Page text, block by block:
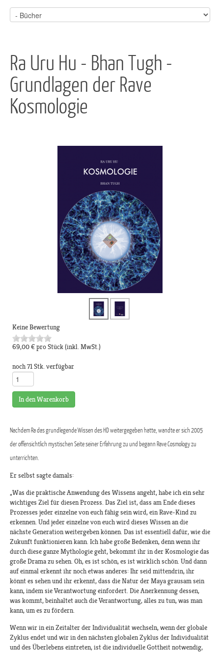
Ra Uru Hu - Bhan Tugh -
Grundlagen der Rave
Kosmologie
Keine Bewertung
69,00 €pro Stück(inkl. MwSt.)
noch 71 Stk. verfügbar
In den Warenkorb
Nachdem Ra das grundlegende Wissen des HD weitergegeben hatte, wandte er sich 2005
der offensichtlich mystischen Seite seiner Erfahrung zu und begann Rave Cosmology zu
unterrichten.
Er selbst sagte damals:
„Was die praktische Anwendung des Wissens angeht, habe ich ein sehr
wichtiges Ziel für diesen Prozess. Das Ziel ist, dass am Ende dieses
Prozesses jeder einzelne von euch fähig sein wird, ein Rave-Kind zu
erkennen. Und jeder einzelne von euch wird dieses Wissen an die
nächste Generation weitergeben können. Das ist essentiell dafür, wie die
Zukunft funktionieren kann. Ich habe große Bedenken, denn wenn ihr
durch diese ganze Mythologie geht, bekommt ihr in der Kosmologie das
große Drama zu sehen. Oh, es ist schön, es ist wirklich schön. Und dann
auf einmal erkennt ihr noch etwas anderes: Ihr seid mittendrin, ihr
könnt es sehen und ihr erkennt, dass die Natur der Maya grausam sein
kann, indem sie Verantwortung einfordert. Die Anerkennung dessen,
was kommt, beinhaltet auch die Verantwortung, alles zu tun, was man
kann, um es zu fördern.
Wenn wir in ein Zeitalter der Individualität wechseln, wenn der globale
Zyklus endet und wir in den nächsten globalen Zyklus der Individualität
und des Überlebens eintreten, ist die individuelle Gottheit notwendig,